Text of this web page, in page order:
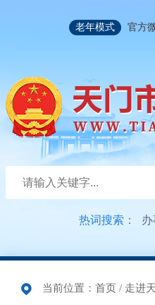
老年模式
官方
热词搜索：
当前位置： 首页 / 走进